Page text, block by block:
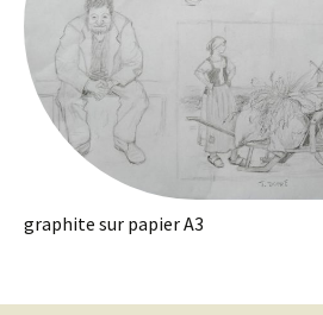
graphite sur papier A3